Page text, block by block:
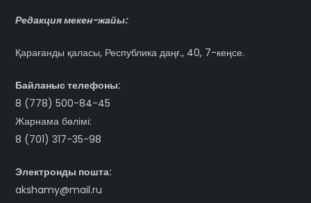
Редакция мекен-жайы:
Қарағанды қаласы, Республика даңғ., 40, 7-кеңсе.
Байланыс телефоны:
8 (778) 500-84-45
Жарнама бөлімі:
8 (701) 317-35-98
Электронды пошта:
akshamy@mail.ru